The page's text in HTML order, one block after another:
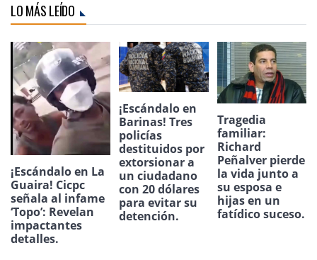
LO MÁS LEÍDO
¡Escándalo en La
Guaira! Cicpc
señala al infame
‘Topo’: Revelan
impactantes
detalles.
¡Escándalo en
Barinas! Tres
policías
destituidos por
extorsionar a
un ciudadano
con 20 dólares
para evitar su
detención.
Tragedia
familiar:
Richard
Peñalver pierde
la vida junto a
su esposa e
hijas en un
fatídico suceso.